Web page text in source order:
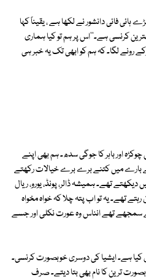
فائی دانشور نے لکھا ہے ، یقیناً کہا
کرنسی ہے۔''اس پر ہم تو کیا ہماری
رونے لگا۔ کہ ہم کو ابھی تک یہ خبر ہی
اور باہر کا جوگی سدھ۔ ہم بھی اپنے
بارے میں کتنے برے برے خیالات رکھتے
تھے۔ ہمیشہ ڈالر، پونڈ، یورو، ریال
تھے۔ یہ تو اب پتہ چلا کہ خواہ مخواہ
سمجھے تھے انناس وہ عورت نکلی اور جسے
کیا ہے۔ ایشیا کی دوسری خوبصورت کرنسی۔
ترین کا نام بھی بتا دیتے۔ صرف